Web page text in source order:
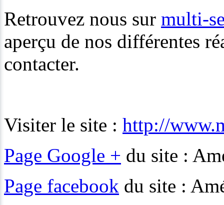
Retrouvez nous sur multi-
aperçu de nos différentes
contacter.
Visiter le site : http://
Page Google + du site :
Page facebook du site :